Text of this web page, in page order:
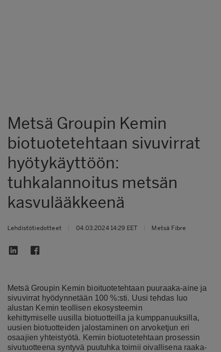
Metsä Groupin Kemin
biotuotetehtaan sivuvirrat
hyötykäyttöön:
tuhkalannoitus metsän
kasvulääkkeenä
Lehdistötiedotteet 04.03.2024 14:29 EET Metsä Fibre
Metsä Groupin Kemin bioituotetehtaan puuraaka-aine ja
sivuvirrat hyödynnetään 100 %:sti. Uusi tehdas luo
alustan Kemin teollisen ekosysteemin
kehittymiselle uusilla biotuotteilla ja kumppanuuksilla,
uusien biotuotteiden jalostaminen on arvoketjun eri
osaajien yhteistyötä. Kemin biotuotetehtaan prosessin
sivutuotteena syntyvä puutuhka toimii oivallisena raaka-